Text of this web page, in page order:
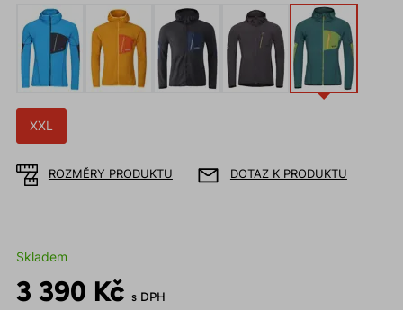
XXL
ROZMĚRY PRODUKTU DOTAZ K PRODUKTU
Skladem
3 390 Kč s DPH